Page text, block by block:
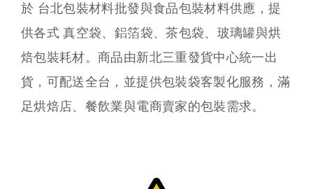
於 台北包裝材料批發與食品包裝材料供應，提
供各式 真空袋、鋁箔袋、茶包袋、玻璃罐與烘
焙包裝耗材。商品由新北三重發貨中心統一出
貨，可配送全台，並提供包裝袋客製化服務，滿
足烘焙店、餐飲業與電商賣家的包裝需求。